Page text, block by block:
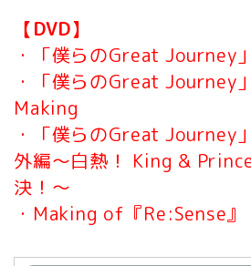
【DVD】
・「僕らのGreat Journey
・「僕らのGreat Journey
Making
・「僕らのGreat Journey
外編～白熱！ King &
決！～
・Making of『Re:Sense』